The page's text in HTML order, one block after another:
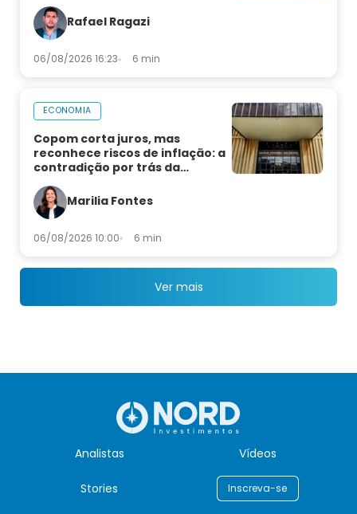
Rafael Ragazi
06/08/2026 16:23 6 min
ECONOMIA
Copom corta juros, mas
reconhece riscos de inflação: a
contradição por trás da
Marilia Fontes
06/08/2026 10:00 6 min
Ver mais
Analistas Vídeos
Stories Inscreva-se